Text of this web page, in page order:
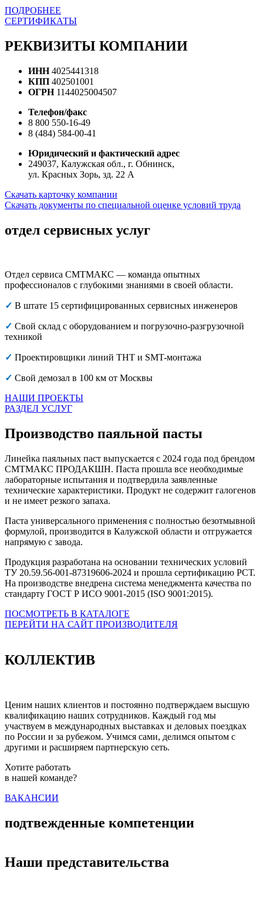
ПОДРОБНЕЕ
СЕРТИФИКАТЫ
РЕКВИЗИТЫ КОМПАНИИ
ИНН4025441318
КПП 402501001
ОГРН1144025004507
Телефон/факс
8 800 550-16-49
8 (484) 584-00-41
Юридический и фактический адрес
249037, Калужская обл., г. Обнинск,
ул. Красных Зорь, зд. 22 А
Скачать карточку компании
Скачать документы по специальной оценке условий труда
отдел сервисных услуг
Отдел сервиса СМТМАКС — команда опытных
профессионалов с глубокими знаниями в своей области.
✓ В штате 15 сертифицированных сервисных инженеров
✓ Свой склад с оборудованием и погрузочно-разгрузочной
техникой
✓ Проектировщики линий THT и SMT-монтажа
✓ Свой демозал в 100 км от Москвы
НАШИ ПРОЕКТЫ
РАЗДЕЛ УСЛУГ
Производство паяльной пасты
Линейка паяльных паст выпускается с 2024 года под брендом
СМТМАКС ПРОДАКШН. Паста прошла все необходимые
лабораторные испытания и подтвердила заявленные
технические характеристики. Продукт не содержит галогенов
и не имеет резкого запаха.
Паста универсального применения с полностью безотмывной
формулой, производится в Калужской области и отгружается
напрямую с завода.
Продукция разработана на основании технических условий
ТУ 20.59.56-001-87319606-2024 и прошла сертификацию РСТ.
На производстве внедрена система менеджмента качества по
стандарту ГОСТ Р ИСО 9001-2015 (ISO 9001:2015).
ПОСМОТРЕТЬ В КАТАЛОГЕ
ПЕРЕЙТИ НА САЙТ ПРОИЗВОДИТЕЛЯ
КОЛЛЕКТИВ
Ценим наших клиентов и постоянно подтверждаем высшую
квалификацию наших сотрудников. Каждый год мы
участвуем в международных выставках и деловых поездках
по России и за рубежом. Учимся сами, делимся опытом с
другими и расширяем партнерскую сеть.
Хотите работать
в нашей команде?
ВАКАНСИИ
подтвежденные компетенции
Наши представительства